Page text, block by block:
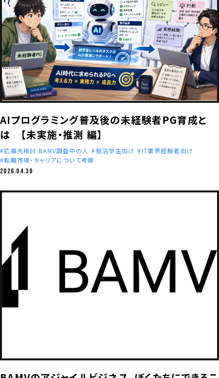
AIプログラミング普及後の未経験者PG育成と
は 【未実施・推測 編】
応募先検討 BAMV調査中の人 就活学生向け
IT業界経験者向け
転職市場・キャリアについて考察
2026.04.30